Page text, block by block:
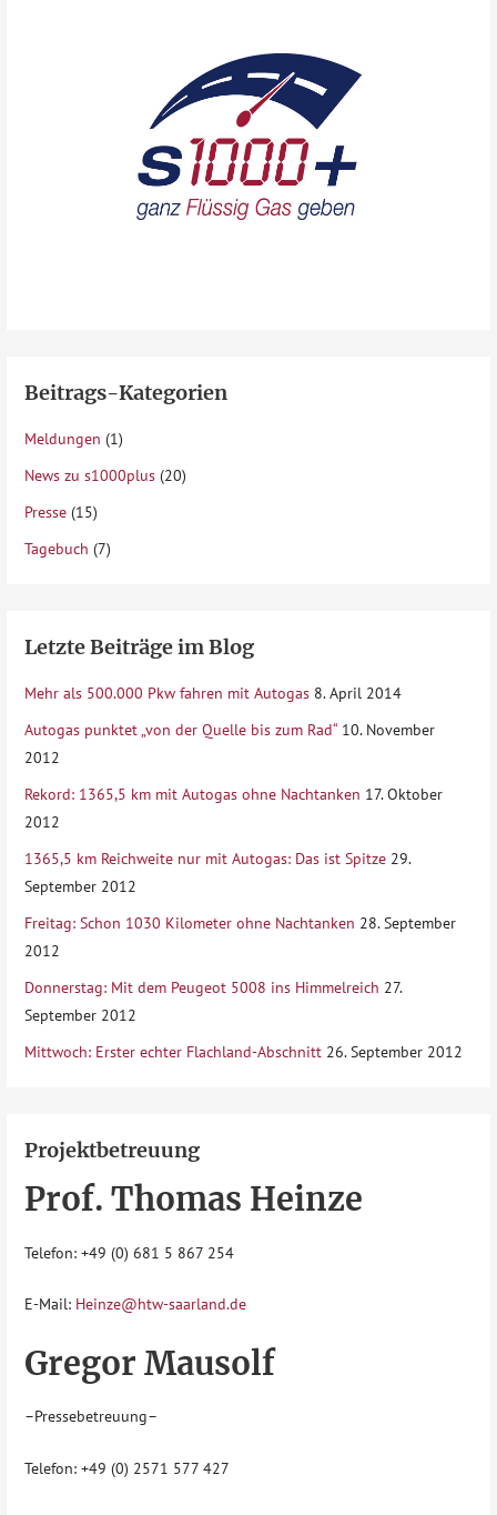
Beitrags-Kategorien
Meldungen (1)
News zu s1000plus (20)
Presse (15)
Tagebuch (7)
Letzte Beiträge im Blog
Mehr als 500.000 Pkw fahren mit Autogas 8. April 2014
Autogas punktet „von der Quelle bis zum Rad“ 10. November
2012
Rekord: 1365,5 km mit Autogas ohne Nachtanken 17. Oktober
2012
1365,5 km Reichweite nur mit Autogas: Das ist Spitze 29.
September 2012
Freitag: Schon 1030 Kilometer ohne Nachtanken 28. September
2012
Donnerstag: Mit dem Peugeot 5008 ins Himmelreich 27.
September 2012
Mittwoch: Erster echter Flachland-Abschnitt 26. September 2012
Projektbetreuung
Prof. Thomas Heinze
Telefon: +49 (0) 681 5 867 254
E-Mail: Heinze@htw-saarland.de
Gregor Mausolf
–Pressebetreuung–
Telefon: +49 (0) 2571 577 427